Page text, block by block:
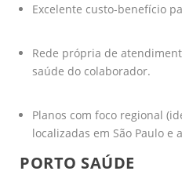
Excelente custo-benefício
Rede própria de
saúde do colaborador.
Planos com foco regional
localizadas em São Paulo e
PORTO SAÚDE